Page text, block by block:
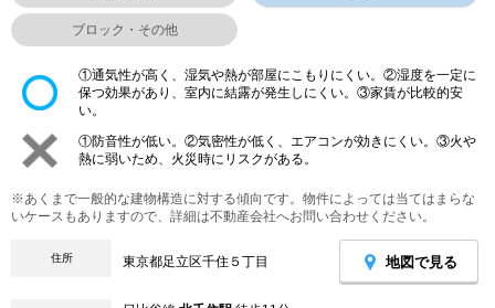
ブロック・その他
①通気性が高く、湿気や熱が部屋にこもりにくい。②湿度を一定に
保つ効果があり、室内に結露が発生しにくい。③家賃が比較的安
い。
①防音性が低い。②気密性が低く、エアコンが効きにくい。③火や
熱に弱いため、火災時にリスクがある。
※あくまで一般的な建物構造に対する傾向です。物件によっては当てはまらな
いケースもありますので、詳細は不動産会社へお問い合わせください。
住所 東京都足立区千住５丁目 地図で見る